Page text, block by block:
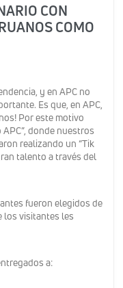
CON
COMO
y en APC no
Es que, en APC,
Por este motivo
donde nuestros
realizando un “Tik
talento a través del
fueron elegidos de
los visitantes les
a: